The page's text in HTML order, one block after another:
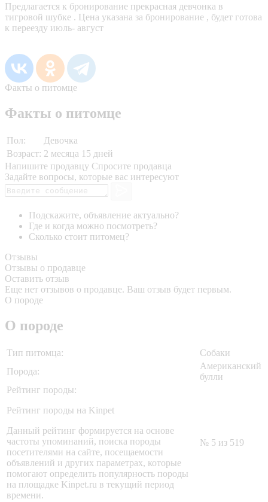
Предлагается к бронирование прекрасная девчонка в
тигровой шубке . Цена указана за бронирование , будет готова
к переезду июль- август
Факты о питомце
Факты о питомце
Пол:
Девочка
Возраст: 2 месяца 15 дней
Напишите продавцу Спросите продавца
Задайте вопросы, которые вас интересуют
Подскажите, объявление актуально?
Где и когда можно посмотреть?
Сколько стоит питомец?
Отзывы
Отзывы о продавце
Оставить отзыв
Еще нет отзывов о продавце. Ваш отзыв будет первым.
О породе
О породе
Тип питомца:
Собаки
Порода:
Американский
булли
Рейтинг породы:
Рейтинг породы на Kinpet
Данный рейтинг формируется на основе
частоты упоминаний, поиска породы
посетителями на сайте, посещаемости
объявлений и других параметрах, которые
помогают определить популярность породы
на площадке Kinpet.ru в текущий период
времени.
№ 5 из 519